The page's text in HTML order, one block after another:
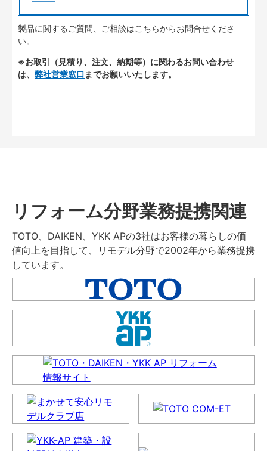
製品に関するご質問、ご相談はこちらからお問合せくださ
い。
※お取引（見積り、注文、納期等）に関わるお問い合わせ
は、 弊社営業窓口 までお願いいたします。
リフォーム分野業務提携関連
TOTO、DAIKEN、YKK APの3社はお客様の暮らしの価
値向上を目指して、リモデル分野で2002年から業務提携
しています。